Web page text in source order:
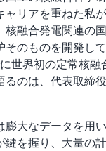
ャリアを重ねた私
核融合発電関連の
そのものを開発し
世界初の定常核融
るのは、代表取締
膨大なデータを用
鍵を握り、大量の